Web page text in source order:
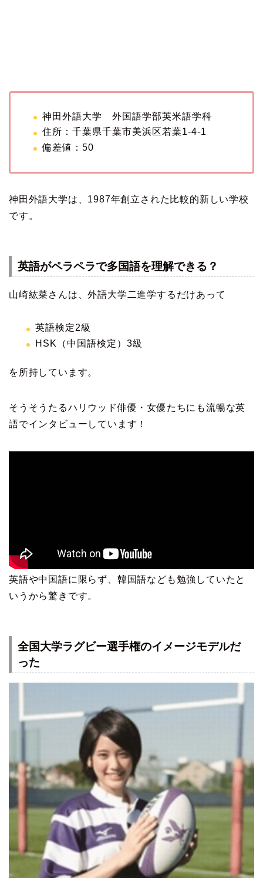
神田外語大学 外国語学部英米語学科
住所：千葉県千葉市美浜区若葉1-4-1
偏差値：50
神田外語大学は、1987年創立された比較的新しい学校
です。
英語がペラペラで多国語を理解できる？
山崎紘菜さんは、外語大学二進学するだけあって
英語検定2級
HSK（中国語検定）3級
を所持しています。
そうそうたるハリウッド俳優・女優たちにも流暢な英
語でインタビューしています！
英語や中国語に限らず、韓国語なども勉強していたと
いうから驚きです。
全国大学ラグビー選手権のイメージモデルだ
った